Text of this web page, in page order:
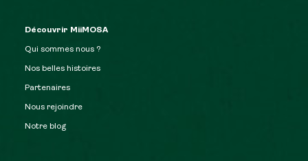
Découvrir MiiMOSA
Qui sommes nous ?
Nos belles histoires
Partenaires
Nous rejoindre
Notre blog